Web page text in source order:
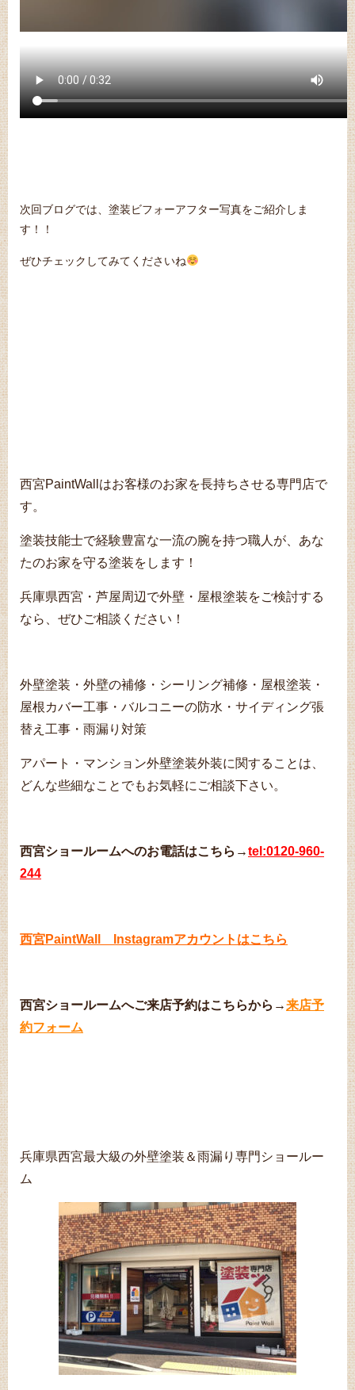
次回ブログでは、塗装ビフォーアフター写真をご紹介しま
す！！
ぜひチェックしてみてくださいね
西宮PaintWallはお客様のお家を長持ちさせる専門店で
す。
塗装技能士で経験豊富な一流の腕を持つ職人が、あな
たのお家を守る塗装をします！
兵庫県西宮・芦屋周辺で外壁・屋根塗装をご検討する
なら、ぜひご相談ください！
外壁塗装・外壁の補修・シーリング補修・屋根塗装・
屋根カバー工事・バルコニーの防水・サイディング張
替え工事・雨漏り対策
アパート・マンション外壁塗装外装に関することは、
どんな些細なことでもお気軽にご相談下さい。
西宮ショールームへのお電話はこちら→tel:0120-960-
244
西宮PaintWall Instagramアカウントはこちら
西宮ショールームへご来店予約はこちらから→来店予
約フォーム
兵庫県西宮最大級の外壁塗装＆雨漏り専門ショールー
ム